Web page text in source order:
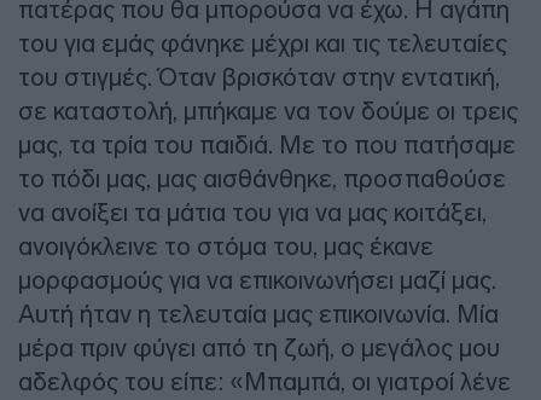
πατέρας που θα μπορούσα να έχω. Η αγάπη
του για εμάς φάνηκε μέχρι και τις τελευταίες
του στιγμές. Όταν βρισκόταν στην εντατική,
σε καταστολή, μπήκαμε να τον δούμε οι τρεις
μας, τα τρία του παιδιά. Με το που πατήσαμε
το πόδι μας, μας αισθάνθηκε, προσπαθούσε
να ανοίξει τα μάτια του για να μας κοιτάξει,
ανοιγόκλεινε το στόμα του, μας έκανε
μορφασμούς για να επικοινωνήσει μαζί μας.
Αυτή ήταν η τελευταία μας επικοινωνία. Μία
μέρα πριν φύγει από τη ζωή, ο μεγάλος μου
αδελφός του είπε: «Μπαμπά, οι γιατροί λένε